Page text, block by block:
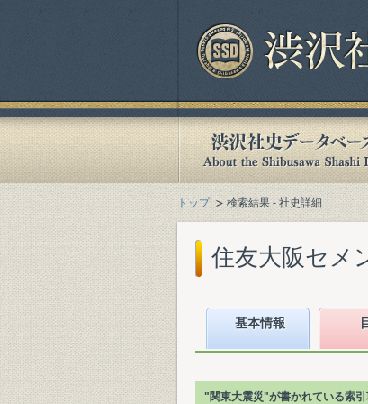
トップ 検索結果 - 社史詳細
住友大阪セメ
基本情報
"関東大震災"が書かれている索引